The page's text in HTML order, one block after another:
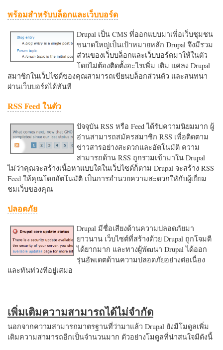
พร้อมสำหรับบล็อกและเว็บบอร์ด
Drupal เป็น CMS ที่ออกแบบมาเพื่อเว็บชุมชน
ขนาดใหญ่เป็นเป้าหมายหลัก Drupal จึงมีรวม
ส่วนของเว็บบล็อกและเว็บบอร์ดมาให้ในตัว
โดยไม่ต้องติดตั้งอะไรเพิ่ม เติม แค่ลง Drupal
สมาชิกในเว็บไซต์ของคุณสามารถเขียนบล็อกส่วนตัว และสนทนา
ผ่านเว็บบอร์ดได้ทันที
RSS Feed ในตัว
ปัจจุบัน RSS หรือ Feed ได้รับความนิยมมาก ผู้
อ่านสามารถสมัครสมาชิก RSS เพื่อติดตาม
ข่าวสารอย่างสะดวกและอัตโนมัติ ความ
สามารถด้าน RSS ถูกรวมเข้ามาใน Drupal
ไม่ว่าคุณจะสร้างเนื้อหาแบบใดในเว็บไซต์ก็ตาม Drupal จะสร้าง RSS
Feed ให้คุณโดยอัตโนมัติ เป็นการอำนวยความสะดวกใหักับผู้เยี่ยม
ชมเว็บของคุณ
ปลอดภัย
Drupal มีชื่อเสียงด้านความปลอดภัยมา
ยาวนาน เว็บไซต์ที่สร้างด้วย Drupal ถูกโจมตี
ได้ยากมาก และทางผู้พัฒนา Drupal ได้ออก
รุ่นอัพเดตด้านความปลอดภัยอย่างต่อเนื่อง
และทันท่วงทีอยู่เสมอ
เพิ่มเติมความสามารถได้ไม่จำกัด
นอกจากความสามารถมาตรฐานที่ว่ามาแล้ว Drupal ยังมีโมดูลเพิ่ม
เติมความสามารถอีกเป็นจำนวนมาก ตัวอย่างโมดูลที่น่าสนใจมีดังนี้